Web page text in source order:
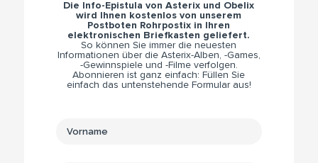
Die Info-Epistula von Asterix und Obelix
wird Ihnen kostenlos von unserem
Postboten Rohrpostix in Ihren
elektronischen Briefkasten geliefert.
So können Sie immer die neuesten
Informationen über die Asterix-Alben, -Games,
-Gewinnspiele und -Filme verfolgen.
Abonnieren ist ganz einfach: Füllen Sie
einfach das untenstehende Formular aus!